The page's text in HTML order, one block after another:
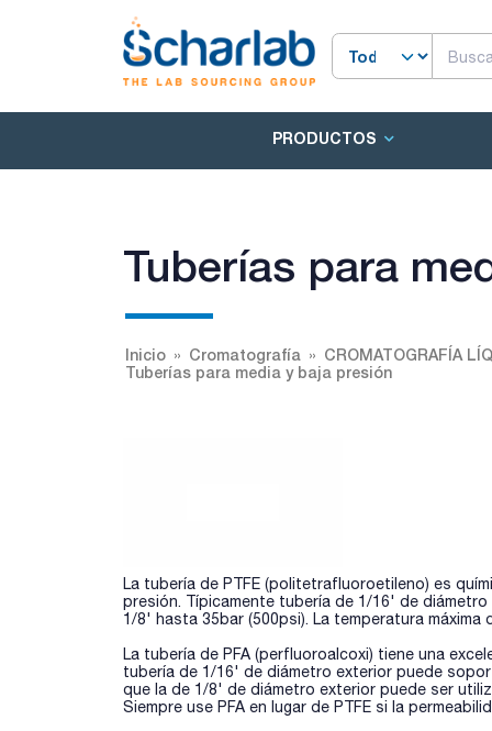
PRODUCTOS
Tuberías para
Inicio Cromatografía
CROMATOGRAFÍA
Tuberías para media y baja presión
La tubería de PTFE (politetrafluoroetileno) es
presión. Típicamente tubería de 1/16' de
1/8' hasta 35bar (500psi). La temperatura
La tubería de PFA (perfluoroalcoxi) tiene una
tubería de 1/16' de diámetro exterior puede
que la de 1/8' de diámetro exterior puede ser
Siempre use PFA en lugar de PTFE si la